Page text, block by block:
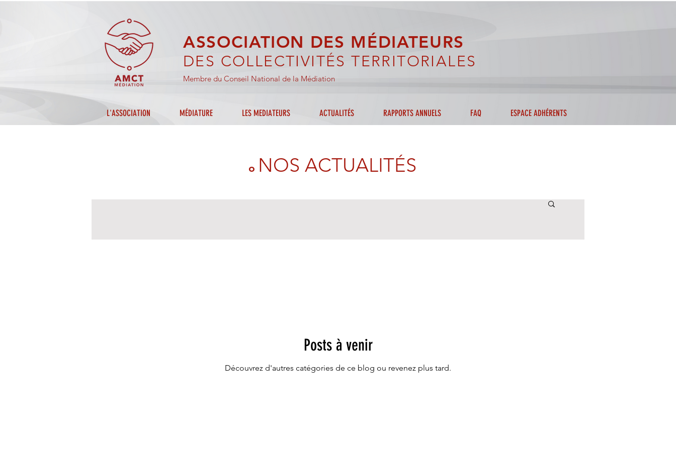
ASSOCIATION DES MÉDIATEURS
DES COLLECTIVITÉS TERRITORIALES
Membre du Conseil National de la Médiation
L'ASSOCIATION MÉDIATURE LES MEDIATEURS ACTUALITÉS RAPPORTS ANNUELS FAQ ESPACE ADHÉRENTS
o NOS ACTUALITÉS
Posts à venir
Découvrez d'autres catégories de ce blog ou revenez plus tard.